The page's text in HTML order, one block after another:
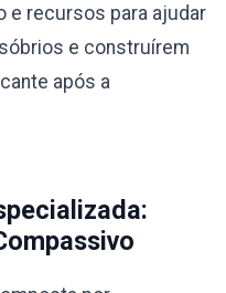
e recursos para ajudar
e construírem
após a